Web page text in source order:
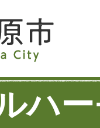
ハ